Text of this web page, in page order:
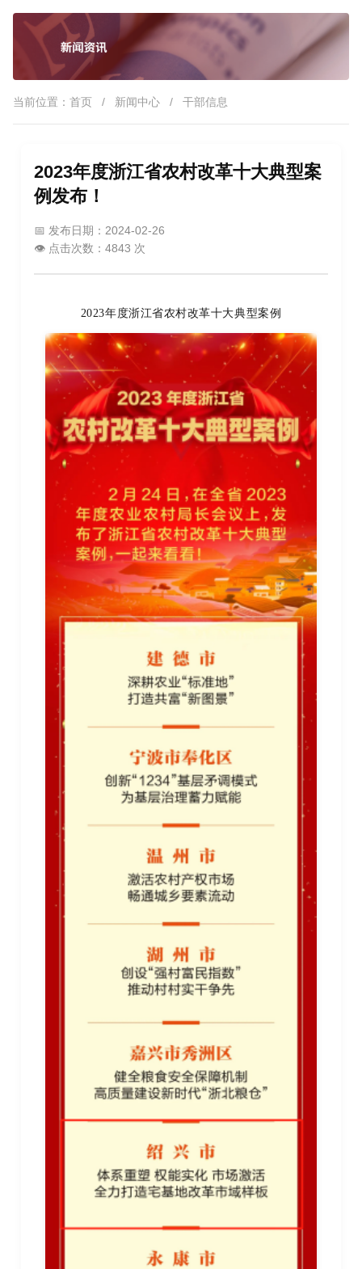
当前位置： 首页 / 新闻中心 / 干部信息
2023年度浙江省农村改革十大典型案
例发布！
📅 发布日期：2024-02-26
👁️ 点击次数：4843 次
2023年度浙江省农村改革十大典型案例